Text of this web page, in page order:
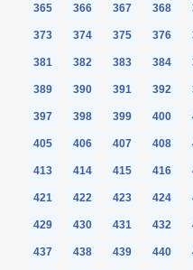
365 366 367 368
373 374 375 376
381 382 383 384
389 390 391 392
397 398 399 400
405 406 407 408
413 414 415 416
421 422 423 424
429 430 431 432
437 438 439 440